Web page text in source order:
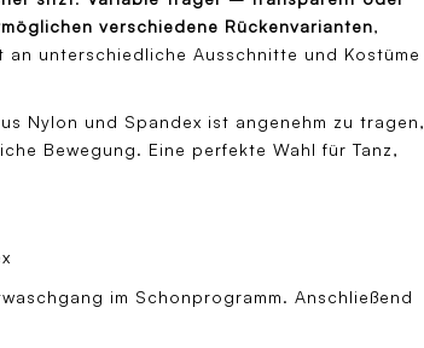
verschiedene Rückenvarianten,
an unterschiedliche Ausschnitte und Kostüme
Nylon und Spandex ist angenehm zu tragen,
Bewegung. Eine perfekte Wahl für Tanz,
im Schonprogramm. Anschließend